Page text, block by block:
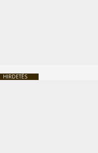
HIRDETÉS